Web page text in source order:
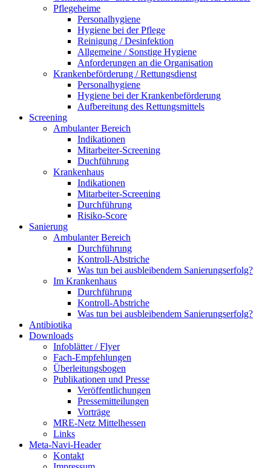
Pflegeheime
Personalhygiene
Hygiene bei der Pflege
Reinigung / Desinfektion
Allgemeine / Sonstige Hygiene
Anforderungen an die Organisation
Krankenbeförderung / Rettungsdienst
Personalhygiene
Hygiene bei der Krankenbeförderung
Aufbereitung des Rettungsmittels
Screening
Ambulanter Bereich
Indikationen
Mitarbeiter-Screening
Duchführung
Krankenhaus
Indikationen
Mitarbeiter-Screening
Durchführung
Risiko-Score
Sanierung
Ambulanter Bereich
Durchführung
Kontroll-Abstriche
Was tun bei ausbleibendem Sanierungserfolg?
Im Krankenhaus
Durchführung
Kontroll-Abstriche
Was tun bei ausbleibendem Sanierungserfolg?
Antibiotika
Downloads
Infoblätter / Flyer
Fach-Empfehlungen
Überleitungsbogen
Publikationen und Presse
Veröffentlichungen
Pressemitteilungen
Vorträge
MRE-Netz Mittelhessen
Links
Meta-Navi-Header
Kontakt